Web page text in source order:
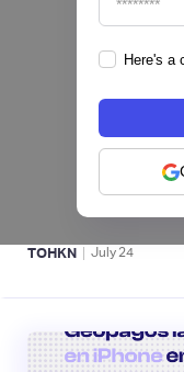
Here's a
Fintech
para invertir
UU. y
ACTIVOS
TOHKN | July24